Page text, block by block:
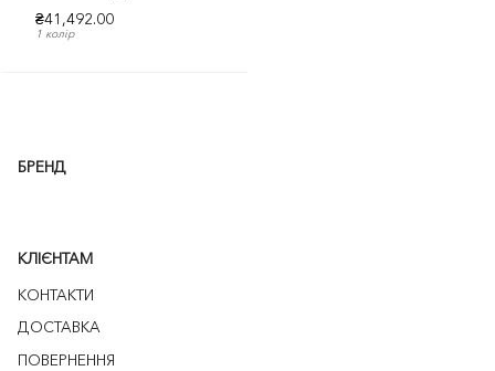
₴41,492.00
1 колір
БРЕНД
КЛІЄНТАМ
КОНТАКТИ
ДОСТАВКА
ПОВЕРНЕННЯ